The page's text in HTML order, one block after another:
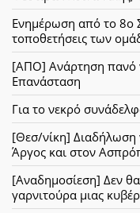
Ενημέρωση από το 8ο
τοποθετήσεις των
[ΑΠΟ] Ανάρτηση πανό
Επανάσταση
Για το νεκρό
[Θεσ/νίκη] Διαδήλωση
Άργος και στον
[Αναδημοσίεση] Δεν
γαρνιτούρα μιας